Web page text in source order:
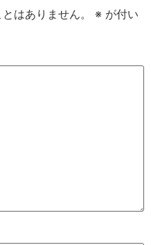
はありません。 ※ が付い